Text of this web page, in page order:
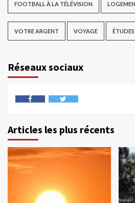
FOOTBALL À LA TÉLÉVISION
VOTRE ARGENT VOYAGE
Réseaux sociaux
Articles les plus récents